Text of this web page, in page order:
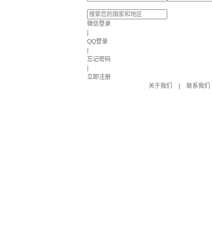
微信登录
QQ登录
忘记密码
立即注册
关于我们
联系我们